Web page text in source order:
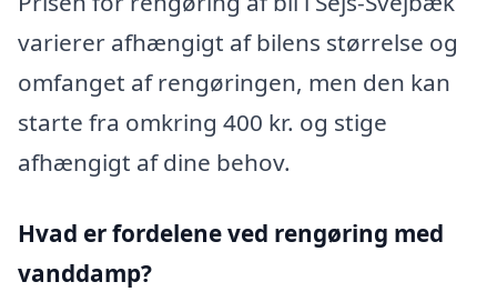
varierer afhængigt af bilens størrelse og
omfanget af rengøringen, men den kan
starte fra omkring 400 kr. og stige
afhængigt af dine behov.
Hvad er fordelene ved rengøring med
vanddamp?